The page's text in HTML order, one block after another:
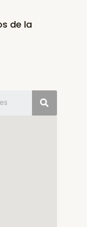
de la